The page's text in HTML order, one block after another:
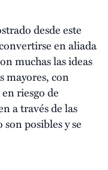
desde este
en aliada
muchas las ideas
mayores, con
riesgo de
a través de las
posibles y se